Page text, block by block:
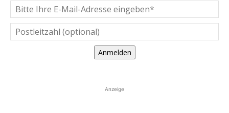
Anmelden
Anzeige